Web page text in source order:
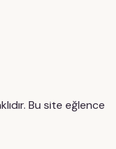
Bu site eğlence